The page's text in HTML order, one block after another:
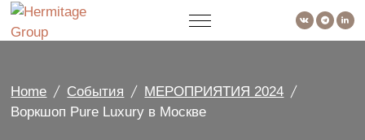
Home События
МЕРОПРИЯТИЯ 2024
Воркшоп Pure Luxury в Москве